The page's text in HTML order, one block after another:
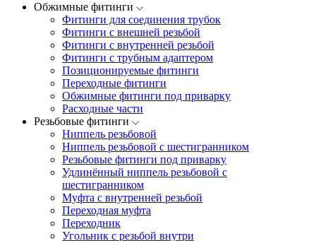
Обжимные фитинги
Фитинги для соединения трубок
Фитинги с внешней резьбой
Фитинги с внутренней резьбой
Фитинги с трубным адаптером
Позиционируемые фитинги
Переходные фитинги
Обжимные фитинги под приварку
Расходные части
Резьбовые фитинги
Ниппель резьбовой
Ниппель резьбовой с шестигранником
Резьбовые фитинги под приварку
Удлинённый ниппель резьбовой с
шестигранником
Муфта с внутренней резьбой
Переходная муфта
Переходник
Угольник с резьбой внутри